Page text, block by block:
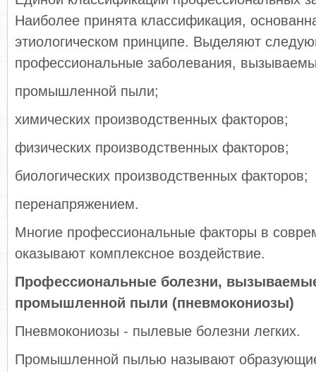
Наиболее принята классификация,
этиологическом принципе. Выделяют
профессиональные заболевания,
промышленной пыли;
химических производственных факторов;
физических производственных факторов;
биологических производственных факторов;
перенапряжением.
Многие профессиональные факторы в
оказывают комплексное воздействие.
Профессиональные болезни,
промышленной пыли (пневмокониозы)
Пневмокониозы - пылевые болезни легких.
Промышленной пылью называют